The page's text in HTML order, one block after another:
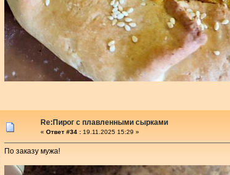
Re:Пирог с плавленными сырками
« Ответ #34 : 19.11.2025 15:29 »
По заказу мужа!